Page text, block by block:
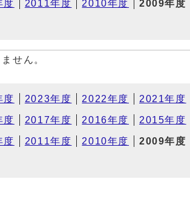
度 2011年度 2010年度 2009年度
せん。
度 2023年度 2022年度 2021年度
度 2017年度 2016年度 2015年度
度 2011年度 2010年度 2009年度